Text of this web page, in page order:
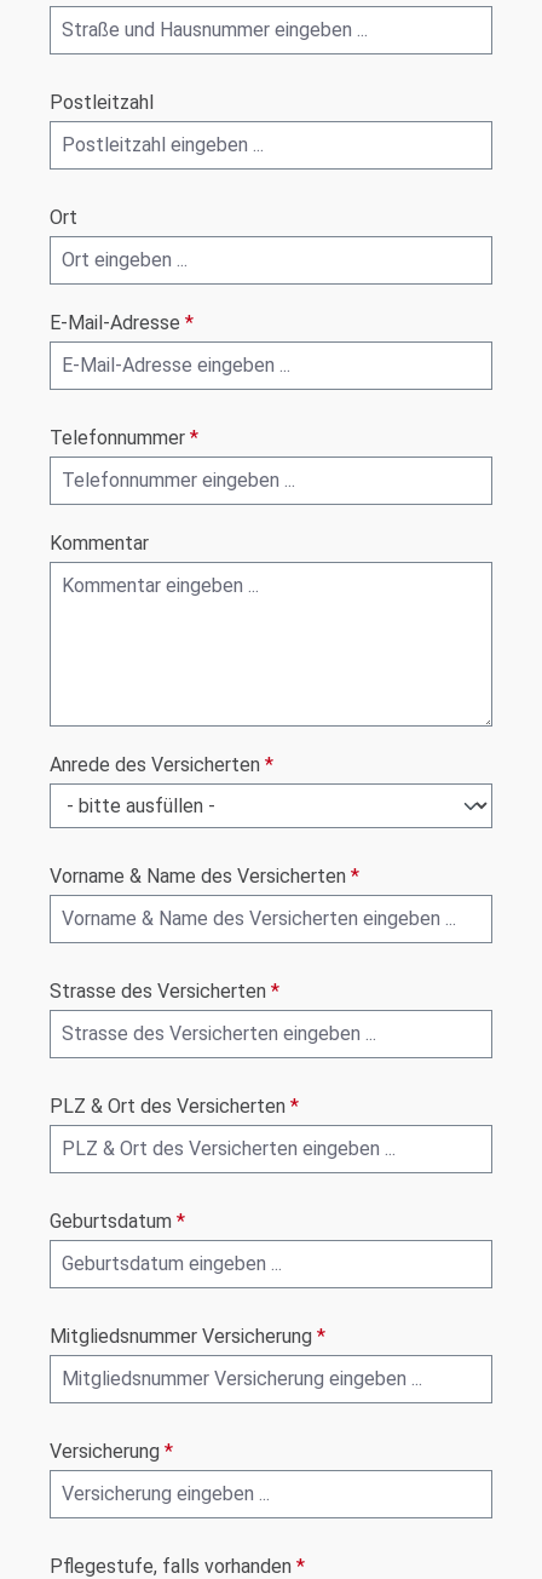
Postleitzahl
Ort
E-Mail-Adresse *
Telefonnummer *
Kommentar
Anrede des Versicherten *
Vorname & Name des Versicherten *
Strasse des Versicherten *
PLZ & Ort des Versicherten *
Geburtsdatum *
Mitgliedsnummer Versicherung *
Versicherung *
Pflegestufe, falls vorhanden *